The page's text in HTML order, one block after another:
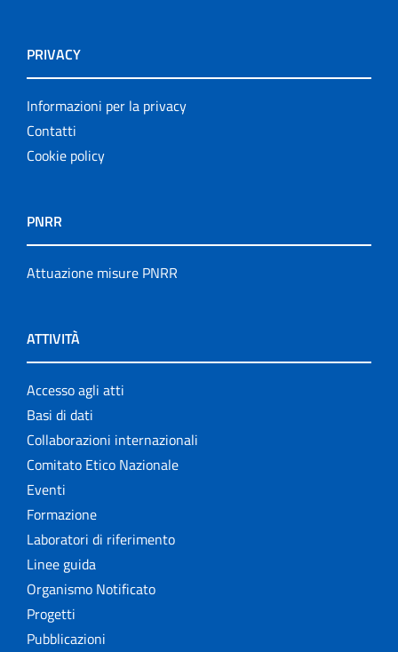
PRIVACY
Informazioni per la privacy
Contatti
Cookie policy
PNRR
Attuazione misure PNRR
ATTIVITÀ
Accesso agli atti
Basi di dati
Collaborazioni internazionali
Comitato Etico Nazionale
Eventi
Formazione
Laboratori di riferimento
Linee guida
Organismo Notificato
Progetti
Pubblicazioni